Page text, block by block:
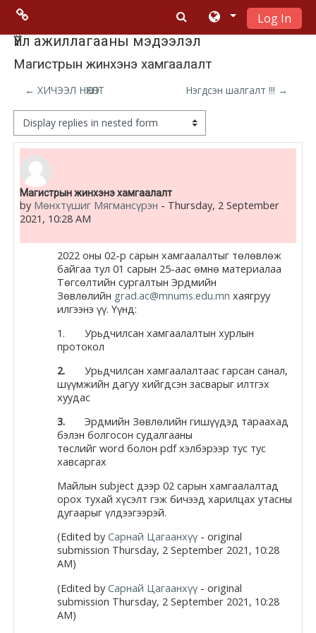
Menu 2
Moodle
community
Moodle
free support
Moodle
development
Moodle
Docs
Moodle.com
жишээ 2
Moodle
community
Moodle
free support
Moodle
development
Moodle
Log In
Үйл ажиллагааны мэдээлэл
Магистрын жинхэнэ хамгаалалт
← ХИЧЭЭЛ НӨХӨЛТ Нэгдсэн шалгалт !!! →
Display mode
Магистрын жинхэнэ хамгаалалт
by Мөнхтүшиг Мягмансүрэн - Thursday, 2 September
2021, 10:28 AM
Number of replies: 0
2022 оны 02-р сарын хамгаалалтыг төлөвлөж
байгаа тул 01 сарын 25-аас өмнө материалаа
Төгсөлтийн сургалтын Эрдмийн
Зөвлөлийн grad.ac@mnums.edu.mn хаягруу
илгээнэ үү. Үүнд:
1. Урьдчилсан хамгаалалтын хурлын
протокол
2. Урьдчилсан хамгаалалтаас гарсан санал,
шүүмжийн дагуу хийгдсэн засварыг илтгэх
хуудас
3. Эрдмийн Зөвлөлийн гишүүдэд тараахад
бэлэн болгосон судалгааны
төслийг word болон pdf хэлбэрээр тус тус
хавсаргах
Майлын subject дээр 02 сарын хамгаалалтад
орох тухай хүсэлт гэж бичээд харилцах утасны
дугаарыг үлдээгээрэй.
(Edited by Сарнай Цагаанхүү- original
submission Thursday, 2 September 2021, 10:28
AM)
(Edited by Сарнай Цагаанхүү- original
submission Thursday, 2 September 2021, 10:28
AM)